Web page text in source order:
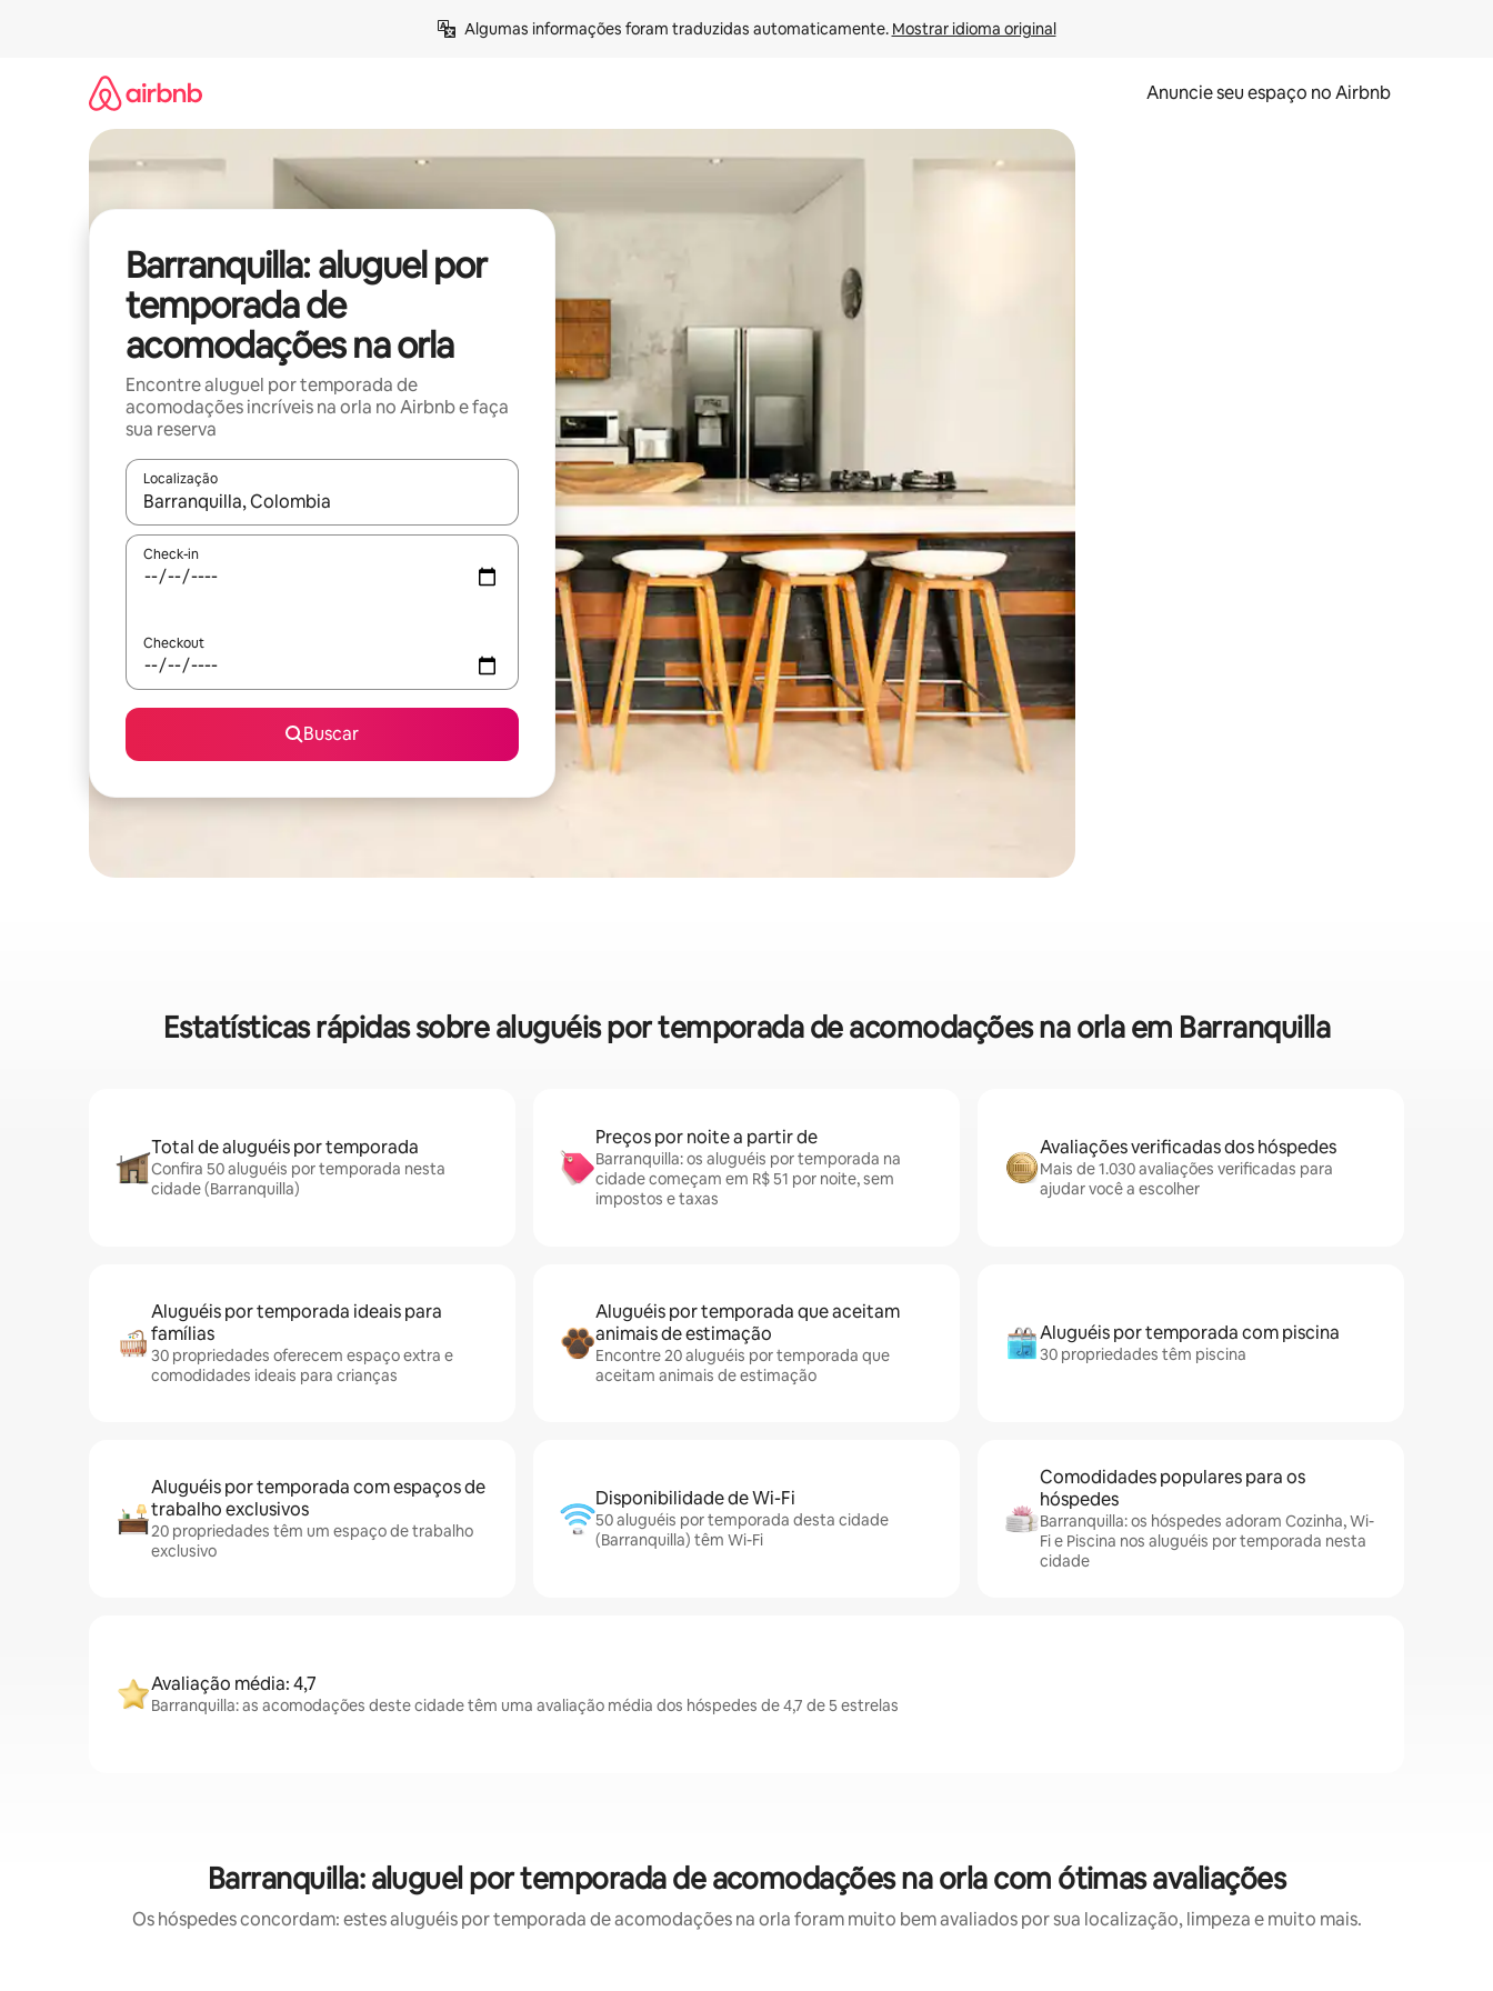
Algumas informações foram traduzidas automaticamente. Mostrar idioma original
Anuncie seu espaço no Airbnb
Barranquilla: aluguel por
temporada de
acomodações na orla
Encontre aluguel por temporada de
acomodações incríveis na orla no Airbnb e faça
sua reserva
Localização
Quando os resultados estiverem disponíveis, explore-os usando as seta para cima e para baixo do teclado ou tocando e deslizando o dedo na tela.
Check-in
Checkout
Buscar
Estatísticas rápidas sobre aluguéis por temporada de acomodações na orla em Barranquilla
Total de aluguéis por temporada
Confira 50 aluguéis por temporada nesta
cidade (Barranquilla)
Preços por noite a partir de
Barranquilla: os aluguéis por temporada na
cidade começam em R$ 51 por noite, sem
impostos e taxas
Avaliações verificadas dos hóspedes
Mais de 1.030 avaliações verificadas para
ajudar você a escolher
Aluguéis por temporada ideais para
famílias
30 propriedades oferecem espaço extra e
comodidades ideais para crianças
Aluguéis por temporada que aceitam
animais de estimação
Encontre 20 aluguéis por temporada que
aceitam animais de estimação
Aluguéis por temporada com piscina
30 propriedades têm piscina
Aluguéis por temporada com espaços de
trabalho exclusivos
20 propriedades têm um espaço de trabalho
exclusivo
Disponibilidade de Wi-Fi
50 aluguéis por temporada desta cidade
(Barranquilla) têm Wi-Fi
Comodidades populares para os
hóspedes
Barranquilla: os hóspedes adoram Cozinha, Wi-
Fi e Piscina nos aluguéis por temporada nesta
cidade
Avaliação média: 4,7
Barranquilla: as acomodações deste cidade têm uma avaliação média dos hóspedes de 4,7 de 5 estrelas
Barranquilla: aluguel por temporada de acomodações na orla com ótimas avaliações
Os hóspedes concordam: estes aluguéis por temporada de acomodações na orla foram muito bem avaliados por sua localização, limpeza e muito mais.